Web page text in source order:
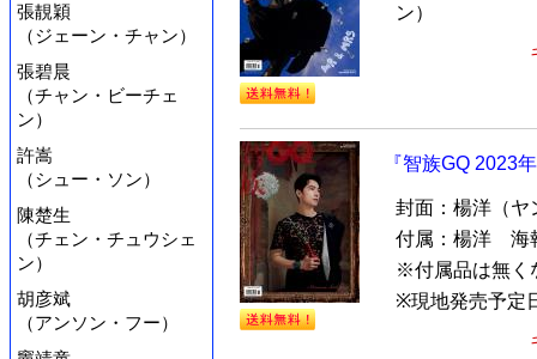
張靚穎
（ジェーン・チャン）
張碧晨
（チャン・ビーチェ
ン）
許嵩
（シュー・ソン）
陳楚生
（チェン・チュウシェ
ン）
胡彦斌
（アンソン・フー）
ン）
『智族GQ 2023
封面：楊洋（ヤ
付属：楊洋 海
※付属品は無く
※現地発売予定